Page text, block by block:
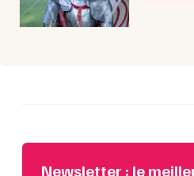
Newsletter : le